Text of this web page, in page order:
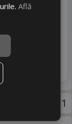
- 4 buc
2/3 zile
in cos
Pagina 1
Află